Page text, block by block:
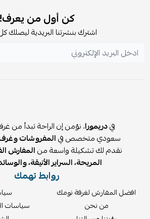
كن أول من يعرف!
اشترك بنشرتنا البريدية ليصلك
فيدريمورا، نؤمن إن الراحة تبدأ من
سعودي متخصص فيالمفروشات
نقدم لك تشكيلة واسعة منالمفارش
المريحة، السراير الأنيقة،
روابط تهمك
افضل المفارش لغرفة نومك
من نحن
سياسات